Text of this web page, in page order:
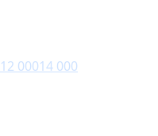
12 00014 000